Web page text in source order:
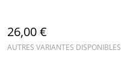
26,00 €
AUTRES VARIANTES DISPONIBLES